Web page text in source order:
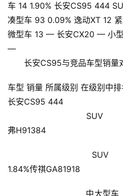
首
页
资
讯
财
业
车 14 1.90% 长安CS95 444
凑型车 93 0.09% 逸动XT 12
微型车 13 — 长安CX20 —
—
长安CS95与竞品车型销量
车型 销量 所属级别 在级别中
长安CS95 444
弗H91384
1.84%传祺GA81918